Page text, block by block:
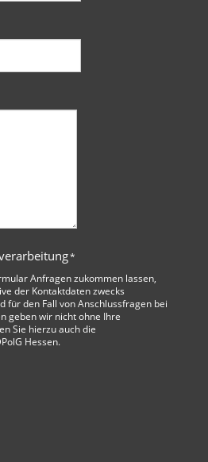
*
Anfragen zukommen lassen,
der Kontaktdaten zwecks
für den Fall von Anschlussfragen bei
geben wir nicht ohne Ihre
Sie hierzu auch die
Hessen.